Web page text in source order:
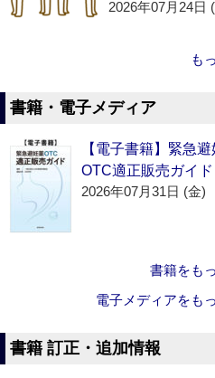
2026年07月24日
も
書籍・電子メディア
【電子書籍】緊急
OTC適正販売ガイド
2026年07月31日 (金)
書籍をも
電子メディアをも
書籍 訂正・追加情報